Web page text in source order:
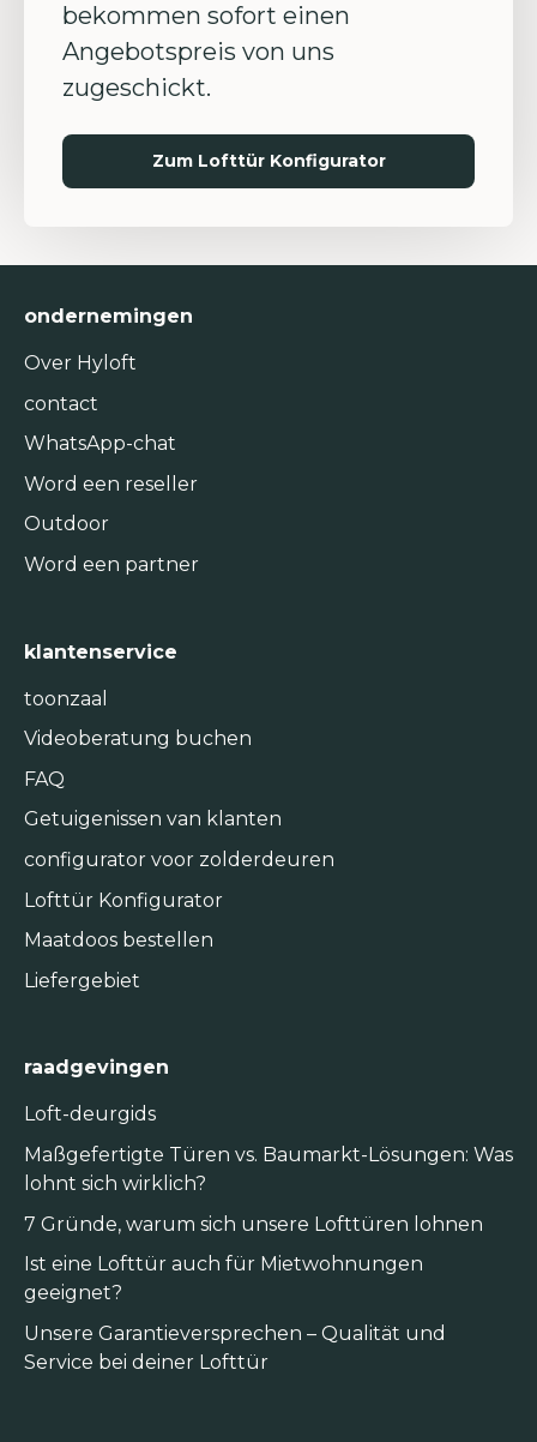
bekommen sofort einen
Angebotspreis von uns
zugeschickt.
Zum Lofttür Konfigurator
ondernemingen
Over Hyloft
contact
WhatsApp-chat
Word een reseller
Outdoor
Word een partner
klantenservice
toonzaal
Videoberatung buchen
FAQ
Getuigenissen van klanten
configurator voor zolderdeuren
Lofttür Konfigurator
Maatdoos bestellen
Liefergebiet
raadgevingen
Loft-deurgids
Maßgefertigte Türen vs. Baumarkt-Lösungen: Was
lohnt sich wirklich?
7 Gründe, warum sich unsere Lofttüren lohnen
Ist eine Lofttür auch für Mietwohnungen
geeignet?
Unsere Garantieversprechen – Qualität und
Service bei deiner Lofttür